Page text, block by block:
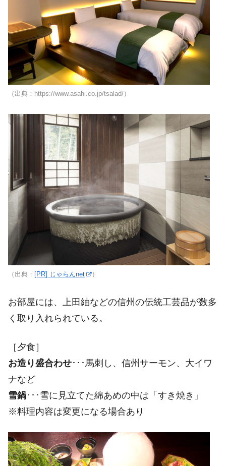
（出典：https://www.asahi.co.jp/tsalad/）
（出典： [PR] じゃらんnet ）
お部屋には、上田紬などの信州の伝統工芸品が数多
く取り入れられている。
［夕食］
お造り盛合わせ･･･馬刺し、信州サーモン、大イワ
ナなど
雪鍋･･･雪に見立てた綿あめの中は「すき焼き」
※料理内容は変更になる場合あり